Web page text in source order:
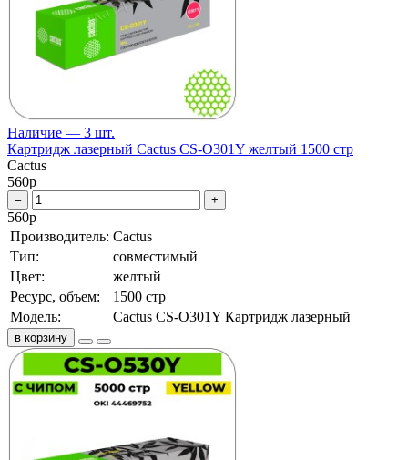
Наличие — 3 шт.
Картридж лазерный Cactus CS-O301Y желтый 1500 стр
Cactus
560р
– +
560р
Производитель: Cactus
Тип:
совместимый
Цвет:
желтый
Ресурс, объем:
1500 стр
Модель:
Cactus CS-O301Y Картридж лазерный
в корзину